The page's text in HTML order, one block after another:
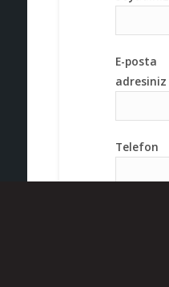
E-posta
adresiniz
Telefon